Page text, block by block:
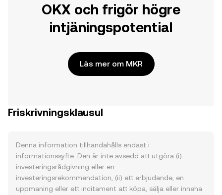
OKX och frigör högre
intjäningspotential
Läs mer om MKR
Friskrivningsklausul
Denna information tillhandahålls endast i
informationssyfte. Den är inte avsedd att utgöra (i)
investeringsrådgivning eller en
investeringsrekommendation, (ii) ett erbjudande, en
uppmaning eller ett incitament att köpa, sälja eller inneha